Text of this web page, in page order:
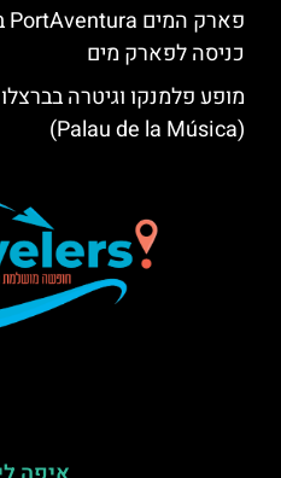
כניסה לפארק מים
מופע פלמנקו וגיטרה
(Palau de la Música)